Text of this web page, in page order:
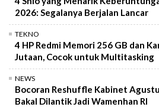
2026: Segalanya Berjalan Lancar
TEKNO
4 HP Redmi Memori 256 GB dan
Jutaan, Cocok untuk Multitasking
NEWS
Bocoran Reshuffle Kabinet
Bakal Dilantik Jadi Wamenhan RI